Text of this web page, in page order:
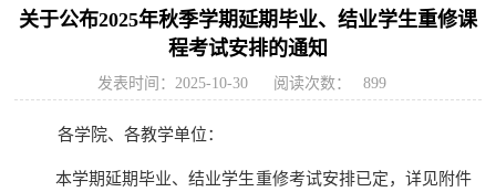
关于公布2025年秋季学期延期毕业、结业学生重修课
程考试安排的通知
发表时间：2025-10-30 阅读次数： 899
各学院、各教学单位：
本学期延期毕业、结业学生重修考试安排已定，详见附件